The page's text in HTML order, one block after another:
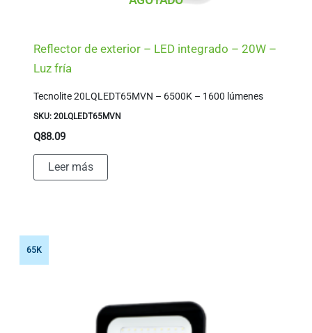
Reflector de exterior – LED integrado – 20W –
Luz fría
Tecnolite 20LQLEDT65MVN – 6500K – 1600 lúmenes
SKU: 20LQLEDT65MVN
Q88.09
Leer más
65K